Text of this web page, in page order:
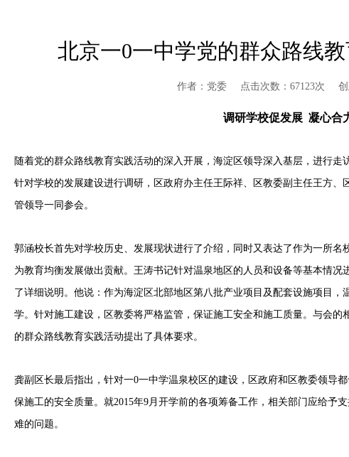
北京一0一中学党的群众路线
作者：党委 点击次数：67123次
调研学校促发展 凝心合
随着党的群众路线教育实践活动的深入开展，海淀区领导深入基层，进行
针对学校的发展建设进行调研，区政府办主任王际祥、区教委副主任王方
管领导一同参会。
郭涵校长首先对学校历史、发展现状进行了介绍，同时又表达了作为一所名
为教育均衡发展做出贡献。王涛书记针对温泉地区的人员和设备等基本情
了详细说明。他说：作为海淀区北部地区第八批产业项目及配套设施项目，
学。针对施工建设，区教委将严格监管，保证施工安全和施工质量。与会
的群众路线教育实践活动提出了具体要求。
龚副区长最后指出，针对一0一中学温泉校区的建设，区政府和区教委领导
保施工的安全质量。就2015年9月开学前的各项筹备工作，相关部门应给予
难的问题。